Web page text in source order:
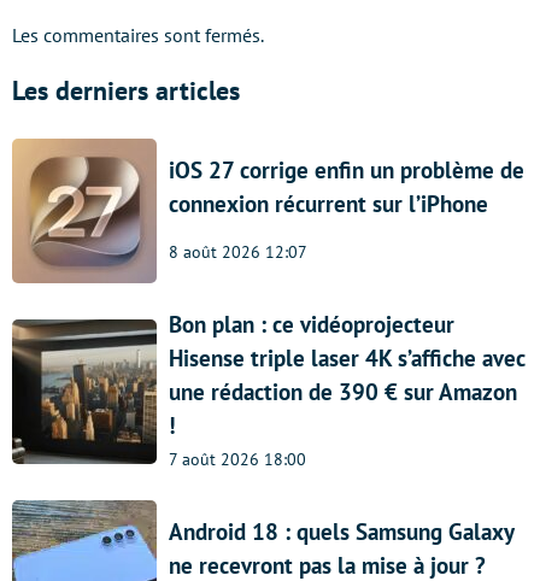
Les commentaires sont fermés.
Les derniers articles
iOS 27 corrige enfin un problème de
connexion récurrent sur l’iPhone
8 août 2026 12:07
Bon plan : ce vidéoprojecteur
Hisense triple laser 4K s’affiche avec
une rédaction de 390 € sur Amazon
!
7 août 2026 18:00
Android 18 : quels Samsung Galaxy
ne recevront pas la mise à jour ?